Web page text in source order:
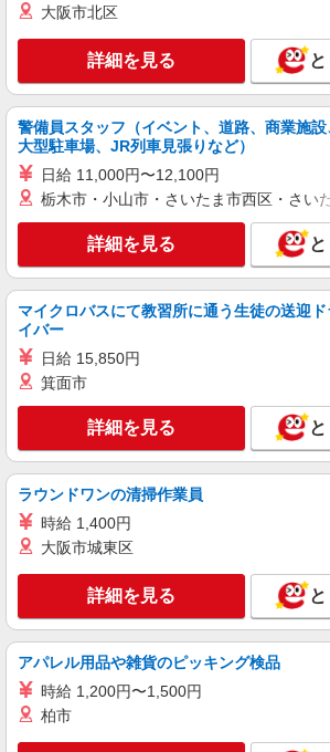
ロジスティード中部株式会社
軽作業(仕分け・梱包・ピ
時給1,140円 【月収例】 〈週5日勤務の場合〉
月収191,520円+交通費全額
給1,140円×8h×21日）
愛知県春日井市上田楽町
キープ
株式会社テクノ・サービス/お仕事No/0915358
時給1900円 月収例：
日出勤手当て等が含まれています）
愛知県春日井市 ＊車・
パーソルファクトリーパートナーズ株式会社
刺繍機の製品検査／軽作
時給1600円※交通費全
【月収例】29.6万円（20日
キープ
派遣社員
株式会社テクノ・サービス/お仕事No/0847363
大阪市北区
詳細を見る
警備員スタッフ（イベント、道路、商業施設
大型駐車場、JR列車見張りなど）
日給 11,000円〜12,100円
栃木市・小山市・さいたま市西区・さい
詳細を見る
マイクロバスにて教習所に通う生徒の送迎ド
イバー
日給 15,850円
箕面市
詳細を見る
ラウンドワンの清掃作業員
時給 1,400円
大阪市城東区
詳細を見る
アパレル用品や雑貨のピッキング検品
時給 1,200円〜1,500円
柏市